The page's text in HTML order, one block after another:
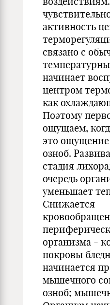
активность
связано с
начинает
центром
как
Поэтому
ощущаем,
это
озноб.
стадия
очередь
уменьшает
Снижается
организма -
покровы
начинается
мышечного
озноб;